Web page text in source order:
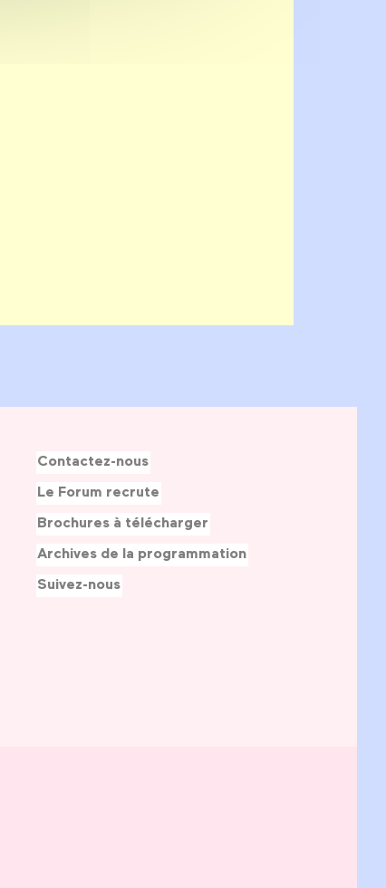
Contactez-nous
Le Forum recrute
Brochures à télécharger
Archives de la programmation
Suivez-nous